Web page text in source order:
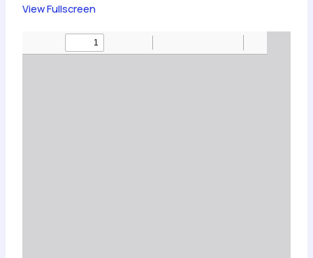
View Fullscreen